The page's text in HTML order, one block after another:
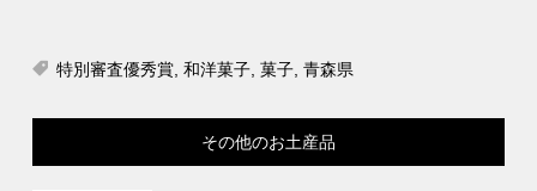
特別審査優秀賞,和洋菓子,菓子,青森県
その他のお土産品